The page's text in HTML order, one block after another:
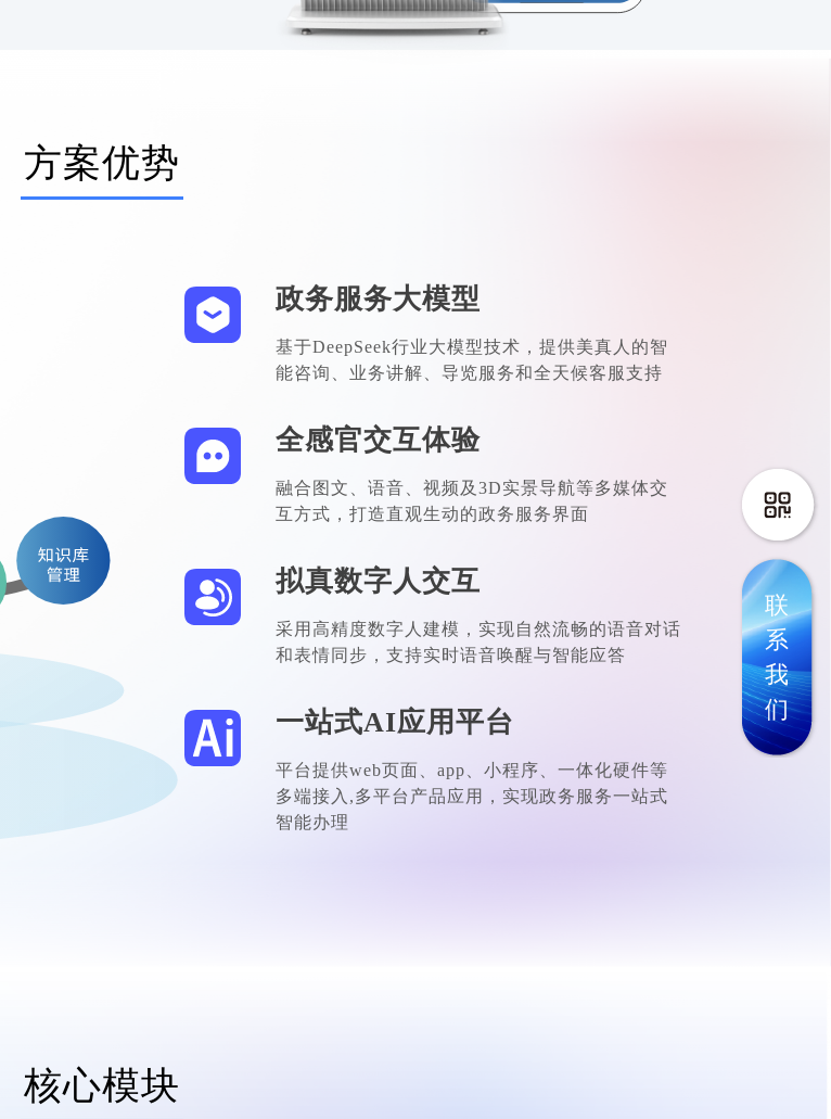
联
系
我
们
方案优势
政务服务大模型
基于DeepSeek行业大模型技术，提供美真人的智
能咨询、业务讲解、导览服务和全天候客服支持
全感官交互体验
融合图文、语音、视频及3D实景导航等多媒体交
互方式，打造直观生动的政务服务界面
拟真数字人交互
采用高精度数字人建模，实现自然流畅的语音对话
和表情同步，支持实时语音唤醒与智能应答
一站式AI应用平台
平台提供web页面、app、小程序、一体化硬件等
多端接入,多平台产品应用，实现政务服务一站式
智能办理
核心模块